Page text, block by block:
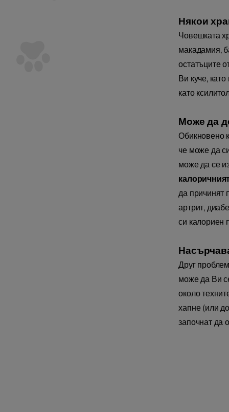
Някои
Човешката
макадамия,
остатъците
Ви куче,
като
Може да
Обикновено
че може да
може да се
да причинят
артрит,
си калориен
Друг
може да Ви
около
хапне (или
започнат да